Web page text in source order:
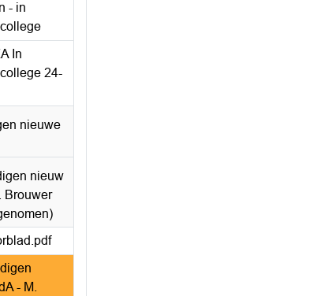
- in
In
24-
nieuwe
nieuw
Brouwer
- M.